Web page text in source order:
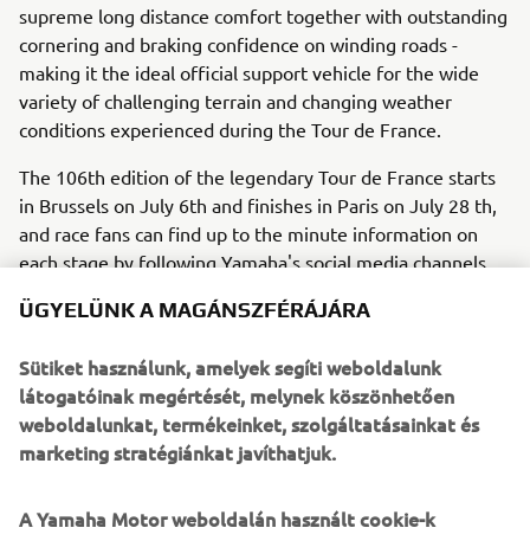
supreme long distance comfort together with outstanding
cornering and braking confidence on winding roads -
making it the ideal official support vehicle for the wide
variety of challenging terrain and changing weather
conditions experienced during the Tour de France.
The 106th edition of the legendary Tour de France starts
in Brussels on July 6th and finishes in Paris on July 28 th,
and race fans can find up to the minute information on
each stage by following Yamaha's social media channels.
Yamaha's partnership with ASO and RCS covers all the
NIKEN will also be supporting the forthcoming La Vuelta
from 24th August - 15th September, as well as many
other major cycling events in Belgium, France, Italy, and
Spain.
https://www.letour.fr/en/overall-route
ÜGYELÜNK A MAGÁNSZFÉRÁJÁRA
Sütiket használunk, amelyek segíti weboldalunk
látogatóinak megértését, melynek köszönhetően
weboldalunkat, termékeinket, szolgáltatásainkat és
marketing stratégiánkat javíthatjuk.
A Yamaha Motor weboldalán használt cookie-k